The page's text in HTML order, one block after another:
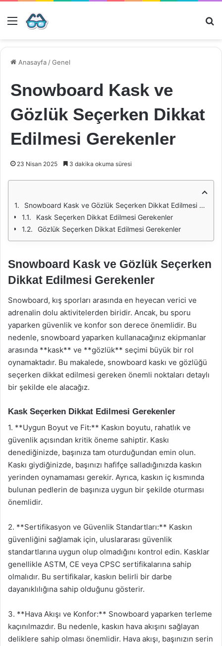
Menü
Anasayfa /Genel
Snowboard Kask ve
Gözlük Seçerken Dikkat
Edilmesi Gerekenler
23 Nisan 2025 3 dakika okuma süresi
Snowboard Kask ve Gözlük Seçerken Dikkat Edilmesi Gerekenler
Kask Seçerken Dikkat Edilmesi Gerekenler
Gözlük Seçerken Dikkat Edilmesi Gerekenler
Snowboard Kask ve Gözlük Seçerken
Dikkat Edilmesi Gerekenler
Snowboard, kış sporları arasında en heyecan verici ve
adrenalin dolu aktivitelerden biridir. Ancak, bu sporu
yaparken güvenlik ve konfor son derece önemlidir. Bu
nedenle, snowboard yaparken kullanacağınız ekipmanlar
arasında **kask** ve **gözlük** seçimi büyük bir rol
oynamaktadır. Bu makalede, snowboard kaskı ve gözlüğü
seçerken dikkat edilmesi gereken önemli noktaları detaylı
bir şekilde ele alacağız.
Kask Seçerken Dikkat Edilmesi Gerekenler
1. **Uygun Boyut ve Fit:** Kaskın boyutu, rahatlık ve
güvenlik açısından kritik öneme sahiptir. Kaskı
denediğinizde, başınıza tam oturduğundan emin olun.
Kaskı giydiğinizde, başınızı hafifçe salladığınızda kaskın
yerinden oynamaması gerekir. Ayrıca, kaskın iç kısmında
bulunan pedlerin de başınıza uygun bir şekilde oturması
önemlidir.
2. **Sertifikasyon ve Güvenlik Standartları:** Kaskın
güvenliğini sağlamak için, uluslararası güvenlik
standartlarına uygun olup olmadığını kontrol edin. Kasklar
genellikle ASTM, CE veya CPSC sertifikalarına sahip
olmalıdır. Bu sertifikalar, kaskın belirli bir darbe
dayanıklılığına sahip olduğunu gösterir.
3. **Hava Akışı ve Konfor:** Snowboard yaparken terleme
kaçınılmazdır. Bu nedenle, kaskın hava akışını sağlayan
deliklere sahip olması önemlidir. Hava akışı, başınızın serin